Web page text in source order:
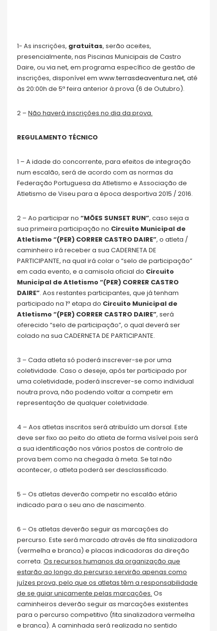
1- As inscrições, gratuitas, serão aceites,
presencialmente, nas Piscinas Municipais de Castro
Daire, ou via net, em programa específico de gestão de
inscrições, disponível em www.terrasdeaventura.net, até
às 20:00h de 5ª feira anterior à prova (6 de Outubro).
2 – Não haverá inscrições no dia da prova.
REGULAMENTO TÉCNICO
1 – A idade do concorrente, para efeitos de integração
num escalão, será de acordo com as normas da
Federação Portuguesa da Atletismo e Associação de
Atletismo de Viseu para a época desportiva 2015 / 2016.
2 – Ao participar no “MÕES SUNSET RUN”, caso seja a
sua primeira participação no Circuito Municipal de
Atletismo “(PER) CORRER CASTRO DAIRE”, o atleta /
caminheiro irá receber a sua CADERNETA DE
PARTICIPANTE, na qual irá colar o “selo de participação”
em cada evento, e a camisola oficial do Circuito
Municipal de Atletismo “(PER) CORRER CASTRO
DAIRE”. Aos restantes participantes, que já tenham
participado na 1ª etapa do Circuito Municipal de
Atletismo “(PER) CORRER CASTRO DAIRE”, será
oferecido “selo de participação”, o qual deverá ser
colado na sua CADERNETA DE PARTICIPANTE.
3 – Cada atleta só poderá inscrever-se por uma
coletividade. Caso o deseje, após ter participado por
uma coletividade, poderá inscrever-se como individual
noutra prova, não podendo voltar a competir em
representação de qualquer coletividade.
4 – Aos atletas inscritos será atribuído um dorsal. Este
deve ser fixo ao peito do atleta de forma visível pois será
a sua identificação nos vários postos de controlo de
prova bem como na chegada à meta. Se tal não
acontecer, o atleta poderá ser desclassificado.
5 – Os atletas deverão competir no escalão etário
indicado para o seu ano de nascimento.
6 – Os atletas deverão seguir as marcações do
percurso. Este será marcado através de fita sinalizadora
(vermelha e branca) e placas indicadoras da direção
correta. Os recursos humanos da organização que
estarão ao longo do percurso servirão apenas como
juízes prova, pelo que os atletas têm a responsabilidade
de se guiar unicamente pelas marcações. Os
caminheiros deverão seguir as marcações existentes
para o percurso competitivo (fita sinalizadora vermelha
e branca). A caminhada será realizada no sentido